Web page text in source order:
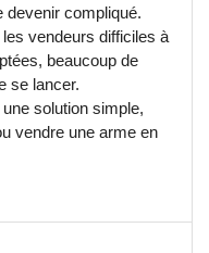
devenir compliqué.
vendeurs difficiles à
beaucoup de
se lancer.
solution simple,
vendre une arme en